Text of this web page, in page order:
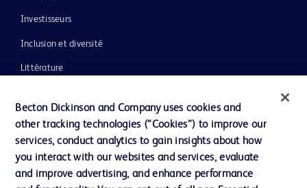
Investisseurs
Inclusion et diversité
Littérature
Notre entreprise
Éthique et conformité
Assistance
Becton Dickinson and Company uses cookies and
other tracking technologies (“Cookies”) to improve our
services, conduct analytics to gain insights about how
you interact with our websites and services, evaluate
and improve advertising, and enhance performance